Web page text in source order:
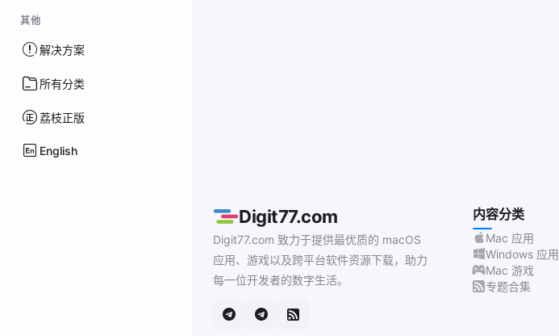
其他
解决方案
所有分类
荔枝正版
English
Digit77.com
Digit77.com 致力于提供最优质的 macOS
应用、游戏以及跨平台软件资源下载，助力
每一位开发者的数字生活。
内容分类
Mac 应用
Windows 应用
Mac 游戏
专题合集